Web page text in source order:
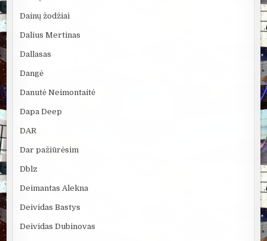
Dainų žodžiai
Dalius Mertinas
Dallasas
Dangė
Danutė Neimontaitė
Dapa Deep
DAR
Dar pažiūrėsim
Dblz
Deimantas Alekna
Deividas Bastys
Deividas Dubinovas